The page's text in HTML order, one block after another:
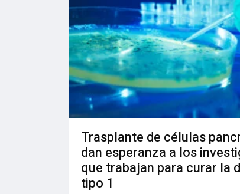
Trasplante de células
dan esperanza a los
que trabajan para curar la
tipo 1